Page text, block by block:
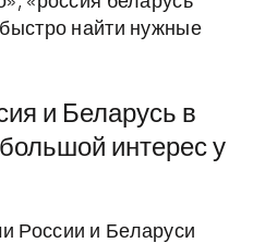
найти нужные
и Беларусь в
интерес у
России и Беларуси